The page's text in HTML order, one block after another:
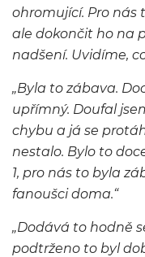
ohromující. Pro nás
ale dokončit ho na
nadšení. Uvidíme,
„Byla to zábava.
upřímný. Doufal
chybu a já se
nestalo. Bylo to
1, pro nás to byla
fanoušci doma.“
„Dodává to hodně
podtrženo to byl